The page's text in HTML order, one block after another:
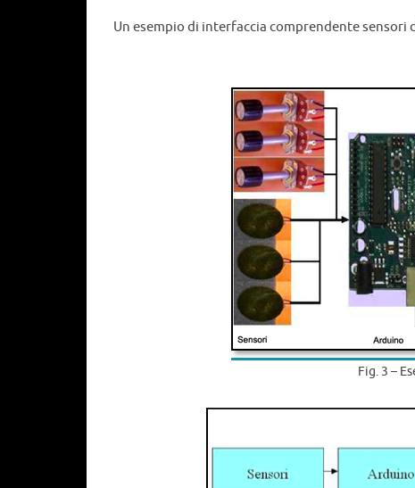
Un esempio di interfaccia comprendente sensori
Fig. 3 –